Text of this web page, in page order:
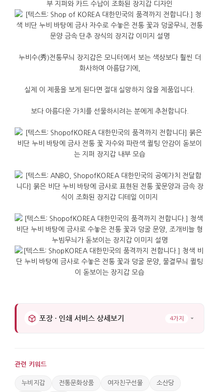
누비수(秀)전통무늬 장지갑은 모니터에서 보는 색상보다 훨씬 더
화사하여 아름답기에
실제 이 제품을 보게 된다면 절대 실망하지 않을 제품입니다
보다 아름다운 가치를 선물하시려는 분에게 추천합니다.
포장 · 인쇄 서비스 상세보기 4가지
관련 키워드
누비지갑 전통문화상품 여자친구선물 소산당